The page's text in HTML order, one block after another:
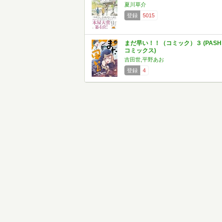
夏川草介
登録
5015
まだ早い！！（コミック）３
コミックス)
吉田世,平野あお
登録
4